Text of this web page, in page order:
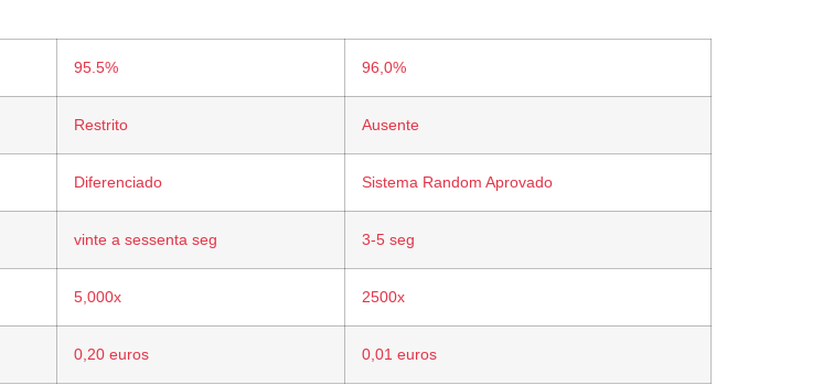
95.5% 96,0%
Restrito Ausente
Diferenciado Sistema Random Aprovado
vinte a sessenta seg 3-5 seg
5,000x 2500x
0,20 euros 0,01 euros